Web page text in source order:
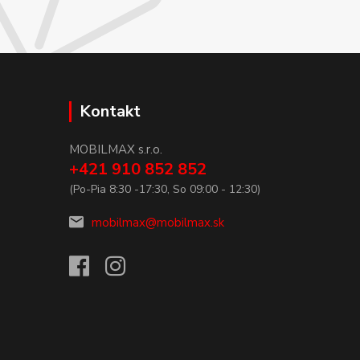
Kontakt
MOBILMAX s.r.o.
+421 910 852 852
(Po-Pia 8:30 -17:30, So 09:00 - 12:30)
mobilmax@mobilmax.sk